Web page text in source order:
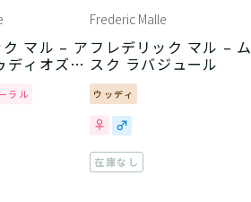
マル – ア
ディオズ
ック マ
ラル
Frederic Malle
フレデリック マル – ム
スク ラバジュール
ウッディ
在庫なし